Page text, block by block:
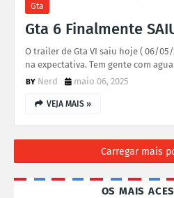
Gta
Gta 6 Finalmente
O trailer de Gta VI saiu hoje ( 06/
na expectativa. Tem gente com
Nerd
maio 06, 2025
VEJA MAIS »
Carregar mais
OS MAIS